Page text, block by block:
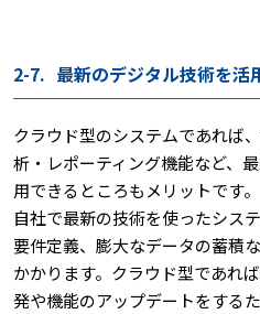
2-7. 最新のデジタル技術を活
クラウド型のシステムであれば
析・レポーティング機能など、
用できるところもメリットです。
自社で最新の技術を使ったシス
要件定義、膨大なデータの蓄積
かかります。クラウド型であれ
発や機能のアップデートをする